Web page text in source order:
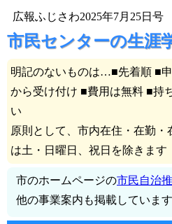
広報ふじさわ2025年7月25日号
市民センターの生涯
明記のないものは…■先着順 ■
から受け付け ■費用は無料 ■持
い
原則として、市内在住・在勤
は土・日曜日、祝日を除きます
市のホームページの市民自治
他の事業案内も掲載しています